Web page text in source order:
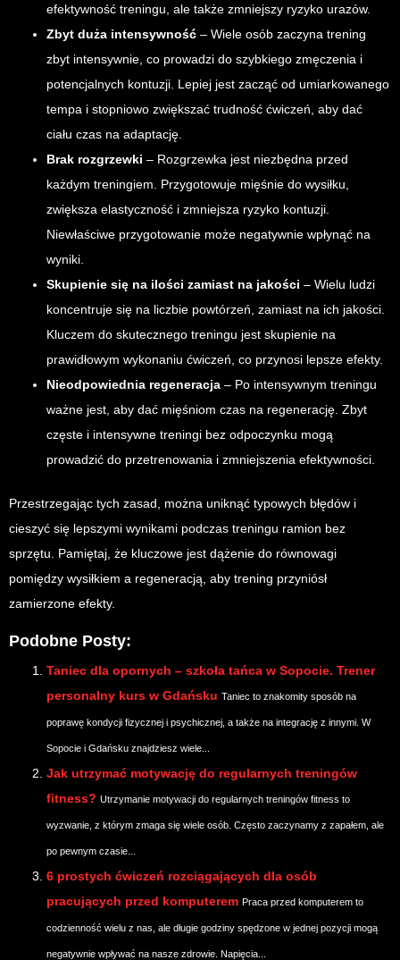
efektywność treningu, ale także zmniejszy ryzyko urazów.
Zbyt duża intensywność – Wiele osób zaczyna trening
zbyt intensywnie, co prowadzi do szybkiego zmęczenia i
potencjalnych kontuzji. Lepiej jest zacząć od umiarkowanego
tempa i stopniowo zwiększać trudność ćwiczeń, aby dać
ciału czas na adaptację.
Brak rozgrzewki – Rozgrzewka jest niezbędna przed
każdym treningiem. Przygotowuje mięśnie do wysiłku,
zwiększa elastyczność i zmniejsza ryzyko kontuzji.
Niewłaściwe przygotowanie może negatywnie wpłynąć na
wyniki.
Skupienie się na ilości zamiast na jakości – Wielu ludzi
koncentruje się na liczbie powtórzeń, zamiast na ich jakości.
Kluczem do skutecznego treningu jest skupienie na
prawidłowym wykonaniu ćwiczeń, co przynosi lepsze efekty.
Nieodpowiednia regeneracja – Po intensywnym treningu
ważne jest, aby dać mięśniom czas na regenerację. Zbyt
częste i intensywne treningi bez odpoczynku mogą
prowadzić do przetrenowania i zmniejszenia efektywności.
Przestrzegając tych zasad, można uniknąć typowych błędów i
cieszyć się lepszymi wynikami podczas treningu ramion bez
sprzętu. Pamiętaj, że kluczowe jest dążenie do równowagi
pomiędzy wysiłkiem a regeneracją, aby trening przyniósł
zamierzone efekty.
Podobne Posty:
Taniec dla opornych – szkoła tańca w Sopocie. Trener
personalny kurs w Gdańsku Taniec to znakomity sposób na
poprawę kondycji fizycznej i psychicznej, a także na integrację z innymi. W
Sopocie i Gdańsku znajdziesz wiele...
Jak utrzymać motywację do regularnych treningów
fitness? Utrzymanie motywacji do regularnych treningów fitness to
wyzwanie, z którym zmaga się wiele osób. Często zaczynamy z zapałem, ale
po pewnym czasie...
6 prostych ćwiczeń rozciągających dla osób
pracujących przed komputerem Praca przed komputerem to
codzienność wielu z nas, ale długie godziny spędzone w jednej pozycji mogą
negatywnie wpływać na nasze zdrowie. Napięcia...